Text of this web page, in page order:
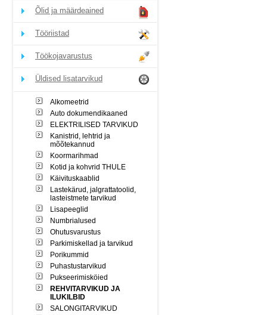
Õlid ja määrdeained
Tööriistad
Töökojavarustus
Üldised lisatarvikud
Alkomeetrid
Auto dokumendikaaned
ELEKTRILISED TARVIKUD
Kanistrid, lehtrid ja
mõõtekannud
Koormarihmad
Kotid ja kohvrid THULE
Käivituskaablid
Lastekärud, jalgrattatoolid,
lasteistmete tarvikud
Lisapeeglid
Numbrialused
Ohutusvarustus
Parkimiskellad ja tarvikud
Porikummid
Puhastustarvikud
Pukseerimisköied
REHVITARVIKUD JA
ILUKILBID
SALONGITARVIKUD